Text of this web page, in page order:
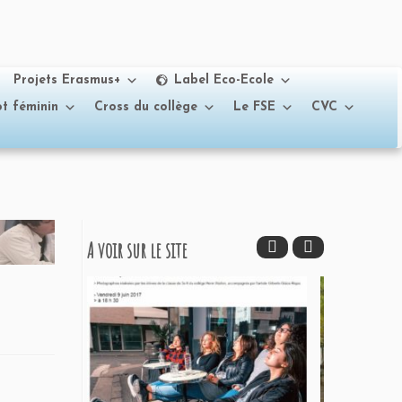
Projets Erasmus+
Label Eco-Ecole
féminin Cross du collège Le FSE
CVC
A voir sur le site